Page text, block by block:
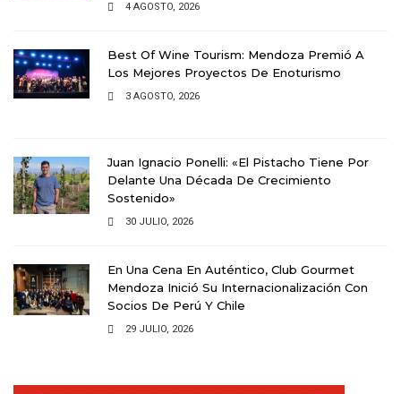
4 AGOSTO, 2026
Best Of Wine Tourism: Mendoza Premió A
Los Mejores Proyectos De Enoturismo
3 AGOSTO, 2026
Juan Ignacio Ponelli: «El Pistacho Tiene Por
Delante Una Década De Crecimiento
Sostenido»
30 JULIO, 2026
En Una Cena En Auténtico, Club Gourmet
Mendoza Inició Su Internacionalización Con
Socios De Perú Y Chile
29 JULIO, 2026